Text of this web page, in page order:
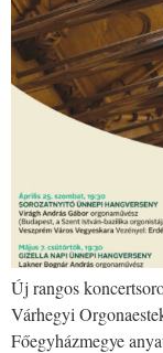
Új rangos
Várhegyi
Főegyházmegye